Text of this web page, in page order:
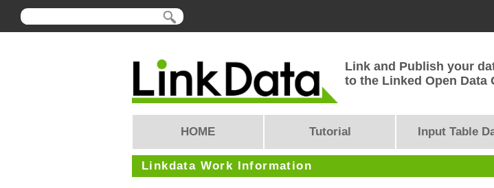
Link and Publish your
to the Linked Open Data
HOME Tutorial Input Table
Linkdata Work Information